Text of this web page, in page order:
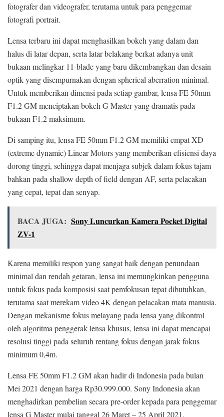
fotografer dan videografer, terutama untuk para penggemar
fotografi portrait.
Lensa terbaru ini dapat menghasilkan bokeh yang dalam dan
halus di latar depan, serta latar belakang berkat adanya unit
bukaan melingkar 11-blade yang baru dikembangkan dan desain
optik yang disempurnakan dengan spherical aberration minimal.
Untuk memberikan dimensi pada setiap gambar, lensa FE 50mm
F1.2 GM menciptakan bokeh G Master yang dramatis pada
bukaan F1.2 maksimum.
Di samping itu, lensa FE 50mm F1.2 GM memiliki empat XD
(extreme dynamic) Linear Motors yang memberikan efisiensi daya
dorong tinggi, sehingga dapat menjaga subjek dalam fokus tajam
bahkan pada shallow depth of field dengan AF, serta pelacakan
yang cepat, tepat dan senyap.
BACA JUGA: Sony Luncurkan Kamera Pocket Digital
ZV-1
Karena memiliki respon yang sangat baik dengan penundaan
minimal dan rendah getaran, lensa ini memungkinkan pengguna
untuk fokus pada komposisi saat pemfokusan tepat dibutuhkan,
terutama saat merekam video 4K dengan pelacakan mata manusia.
Dengan mekanisme fokus melayang pada lensa yang dikontrol
oleh algoritma penggerak lensa khusus, lensa ini dapat mencapai
resolusi tinggi pada seluruh rentang fokus dengan jarak fokus
minimum 0,4m.
Lensa FE 50mm F1.2 GM akan hadir di Indonesia pada bulan
Mei 2021 dengan harga Rp30.999.000. Sony Indonesia akan
menghadirkan pembelian secara pre-order kepada para penggemar
lensa G Master mulai tanggal 26 Maret – 25 April 2021.